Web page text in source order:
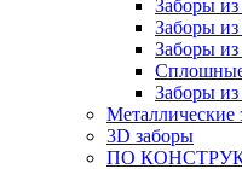
Заборы
Заборы
Заборы
Сплошные
Заборы
Металлические
3D заборы
ПО